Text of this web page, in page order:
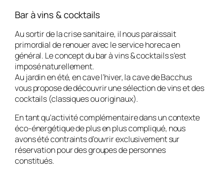
Bar à vins & cocktails
Au sortir de la crise sanitaire, il nous paraissait
primordial de renouer avec le service horeca en
général. Le concept du bar à vins & cocktails s’est
imposé naturellement.
Au jardin en été, en cave l’hiver, la cave de Bacchus
vous propose de découvrir une sélection de vins et des
cocktails (classiques ou originaux).
En tant qu’activité complémentaire dans un contexte
éco-énergétique de plus en plus compliqué, nous
avons été contraints d’ouvrir exclusivement sur
réservation pour des groupes de personnes
constitués.